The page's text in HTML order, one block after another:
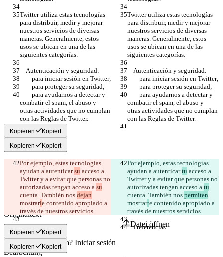
Twitter utiliza estas tecnologías
para distribuir, medir y mejorar
nuestros servicios de diversas
maneras. Generalmente, estos
usos se ubican en una de las
Twitter utiliza estas tecnologías
para distribuir, medir y mejorar
nuestros servicios de diversas
maneras. Generalmente, estos
usos se ubican en una de las
combatir el spam, el abuso y
otras actividades que no cumplan
combatir el spam, el abuso y
otras actividades que no cumplan
Kopieren Kopiert
Kopieren Kopiert
Por ejemplo, estas tecnologías
ayudan a autenticar su acceso a
Twitter y a evitar que personas no
autorizadas tengan acceso a su
cuenta. También nos dejan
mostrarle contenido apropiado a
Por ejemplo, estas tecnologías
ayudan a autenticar tu acceso a
Twitter y a evitar que personas no
autorizadas tengan acceso a tu
cuenta. También nos permiten
mostrarte contenido apropiado a
Kopieren Kopiert
Kopieren Kopiert
Gespeicherte Diffs
Originaltext
Datei öffnen
Bearbeitung